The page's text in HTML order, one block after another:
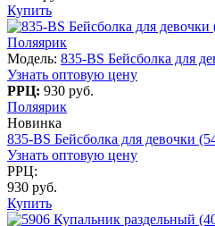
Купить
Поляярик
Модель: 835-BS Бейсболка для
Узнать оптовую цену
РРЦ: 930 руб.
Поляярик
Новинка
835-BS Бейсболка для девочки
Узнать оптовую цену
РРЦ:
930 руб.
Купить